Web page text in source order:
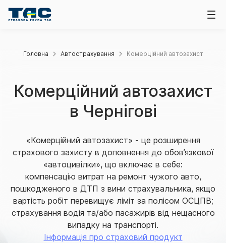
Головна Автострахування Комерційний автозахист
Комерційний автозахист
в Чернігові
«Комерційний автозахист» - це розширення
страхового захисту в доповнення до обов’язкової
«автоцивілки», що включає в себе:
компенсацію витрат на ремонт чужого авто,
пошкодженого в ДТП з вини страхувальника, якщо
вартість робіт перевищує ліміт за полісом ОСЦПВ;
страхування водія та/або пасажирів від нещасного
випадку на транспорті.
Інформація про страховий продукт